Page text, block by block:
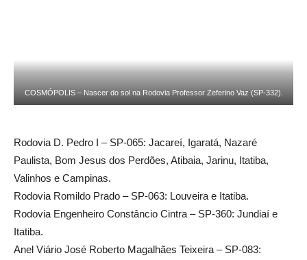
COSMÓPOLIS – Nascer do sol na Rodovia Professor Zeferino Vaz (SP-332).
Rodovia D. Pedro I – SP-065: Jacareí, Igaratá, Nazaré
Paulista, Bom Jesus dos Perdões, Atibaia, Jarinu, Itatiba,
Valinhos e Campinas.
Rodovia Romildo Prado – SP-063: Louveira e Itatiba.
Rodovia Engenheiro Constâncio Cintra – SP-360: Jundiaí e
Itatiba.
Anel Viário José Roberto Magalhães Teixeira – SP-083: